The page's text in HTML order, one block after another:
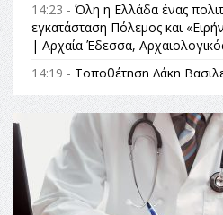
14:23 - Όλη η Ελλάδα ένας
εγκατάσταση Πόλεμος και
| Αρχαία Έδεσσα,
14:19 - Τοποθέτηση Λάκη
Αναθεώρηση του Συντάγματος:
θεσμικές διαδικασίες υπάρχει
στις επόμενες γενιές»
16:35 - Το πρόγραμμα του
Champions League!
16:27 - Όλυμπος: Εντάχθηκε